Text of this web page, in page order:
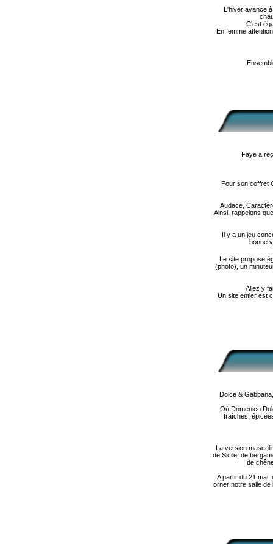
L'hiver avance
C'est
En femme
Faye a
Pour son coffret
Audace,
Ainsi, rappelons
Il y a un jeu
bonne
Le site propose
(photo), un
Allez y
Un site entier est
Dolce &
Où Domenico
fraîches,
La version
de Sicile, de
de
A partir du 21
orner notre salle de